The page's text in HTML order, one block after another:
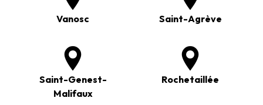
Vanosc Saint-Agrève
Saint-Genest-
Malifaux
Rochetaillée